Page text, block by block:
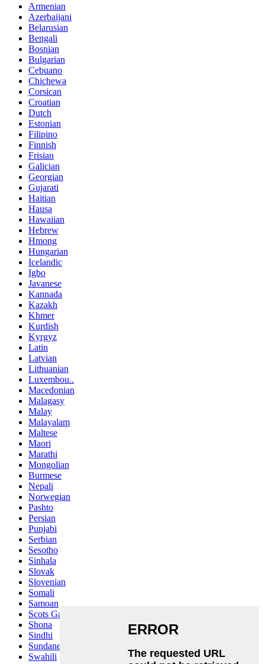
Armenian
Azerbaijani
Belarusian
Bengali
Bosnian
Bulgarian
Cebuano
Chichewa
Corsican
Croatian
Dutch
Estonian
Filipino
Finnish
Frisian
Galician
Georgian
Gujarati
Haitian
Hausa
Hawaiian
Hebrew
Hmong
Hungarian
Icelandic
Igbo
Javanese
Kannada
Kazakh
Khmer
Kurdish
Kyrgyz
Latin
Latvian
Lithuanian
Luxembou..
Macedonian
Malagasy
Malay
Malayalam
Maltese
Maori
Marathi
Mongolian
Burmese
Nepali
Norwegian
Pashto
Persian
Punjabi
Serbian
Sesotho
Sinhala
Slovak
Slovenian
Somali
Samoan
Scots Gaelic
Shona
Sindhi
Sundanese
Swahili